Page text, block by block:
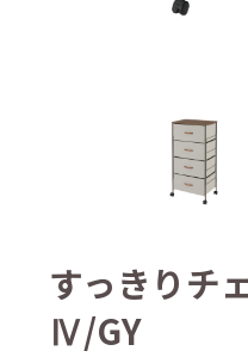
すっきりチ
Ⅳ/GY